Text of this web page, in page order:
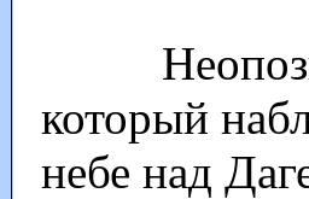
который
небе над